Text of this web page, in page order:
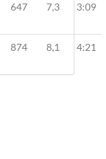
647 7,3 3:09
874 8,1 4:21